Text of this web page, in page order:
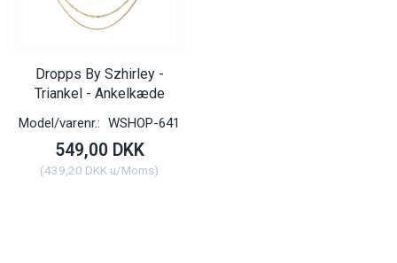
Dropps By Szhirley -
Triankel - Ankelkæde
Model/varenr.: WSHOP-641
549,00 DKK
(439,20 DKK u/Moms)